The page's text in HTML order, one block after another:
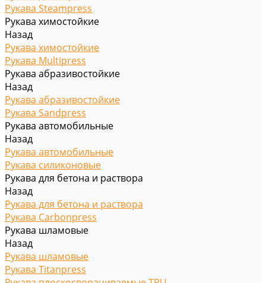
Рукава Steampress
Рукава химостойкие
Назад
Рукава химостойкие
Рукава Multipress
Рукава абразивостойкие
Назад
Рукава абразивостойкие
Рукава Sandpress
Рукава автомобильные
Назад
Рукава автомобильные
Рукава силиконовые
Рукава для бетона и раствора
Назад
Рукава для бетона и раствора
Рукава Carbonpress
Рукава шламовые
Назад
Рукава шламовые
Рукава Titanpress